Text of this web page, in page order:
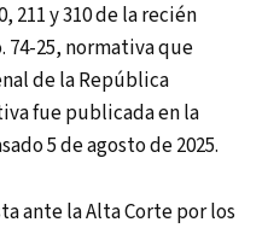
211 y 310 de la recién
74-25, normativa que
de la República
fue publicada en la
5 de agosto de 2025.
ante la Alta Corte por los